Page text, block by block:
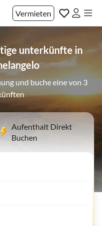
Vermieten
unterkünfte in
und buche eine von 3
Aufenthalt Direkt
Buchen